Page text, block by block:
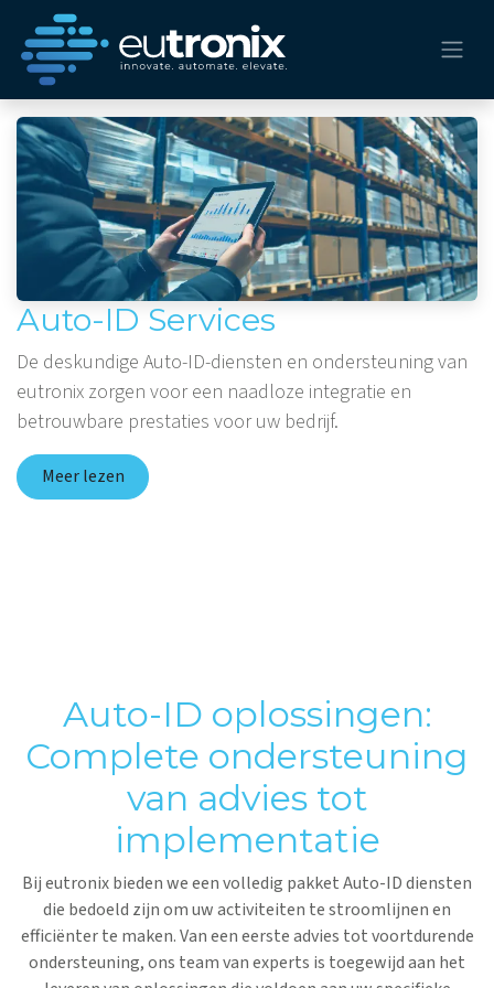
Auto-ID Services
De deskundige Auto-ID-diensten en ondersteuning van
eutronix zorgen voor een naadloze integratie en
betrouwbare prestaties voor uw bedrijf.
Meer lezen
Auto-ID oplossingen:
Complete ondersteuning
van advies tot
implementatie
Bij eutronix bieden we een volledig pakket Auto-ID diensten
die bedoeld zijn om uw activiteiten te stroomlijnen en
efficiënter te maken. Van een eerste advies tot voortdurende
ondersteuning, ons team van experts is toegewijd aan het